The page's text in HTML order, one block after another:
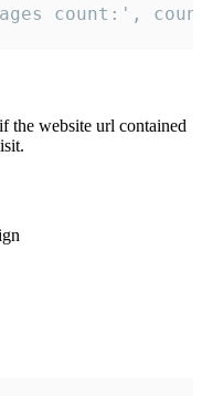
count:',
the website url contained